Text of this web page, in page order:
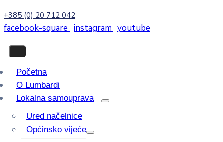
+385 (0) 20 712 042
facebook-square instagram youtube
Početna
O Lumbardi
Lokalna samouprava
Ured načelnice
Općinsko vijeće